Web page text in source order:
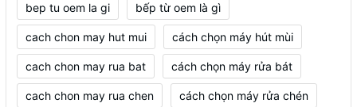
bep tu oem la gi bếp từ oem là gì
cach chon may hut mui cách chọn máy hút mùi
cach chon may rua bat cách chọn máy rửa bát
cach chon may rua chen cách chọn máy rửa chén